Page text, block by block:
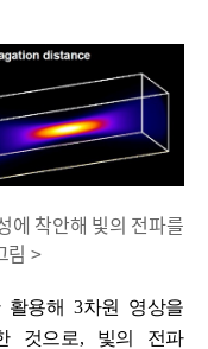
에 착안해 빛의 전파를
림 >
활용해 3차원 영상을
것으로, 빛의 전파